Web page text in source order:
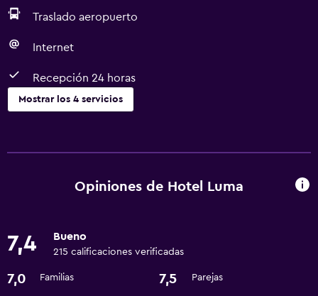
Traslado aeropuerto
Internet
Recepción 24 horas
Mostrar los 4 servicios
Servicio de habitaciones
Traslado aeropuerto
Servicios básicos
Opiniones de Hotel Luma
7,4 Bueno
215 calificaciones verificadas
7,0 Familias 7,5 Parejas